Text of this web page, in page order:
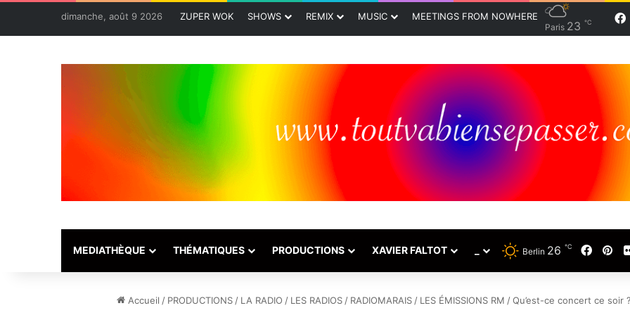
dimanche, août 9 2026 ZUPER WOK SHOWS REMIX MUSIC MEETINGS FROM NOWHERE
Paris 23 ℃
MEDIATHÈQUE THÉMATIQUES PRODUCTIONS XAVIER FALTOT Berlin 26 ℃
Accueil / PRODUCTIONS/ LA RADIO / LES RADIOS/ RADIOMARAIS/ LES ÉMISSIONS RM /Qu’est-ce concert ce soir